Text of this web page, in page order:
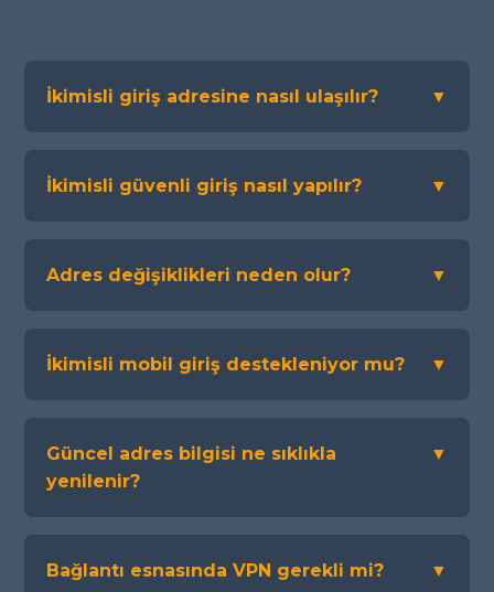
İkimisli giriş adresine nasıl ulaşılır? ▼
İkimisli güvenli giriş nasıl yapılır? ▼
Adres değişiklikleri neden olur? ▼
İkimisli mobil giriş destekleniyor mu? ▼
Güncel adres bilgisi ne sıklıkla
yenilenir?
▼
Bağlantı esnasında VPN gerekli mi? ▼